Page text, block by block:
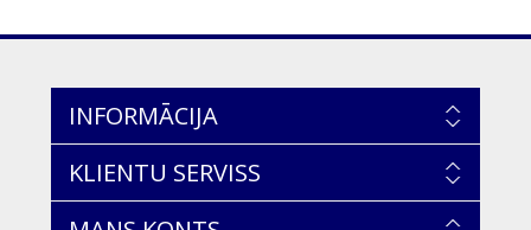
INFORMĀCIJA
KLIENTU SERVISS